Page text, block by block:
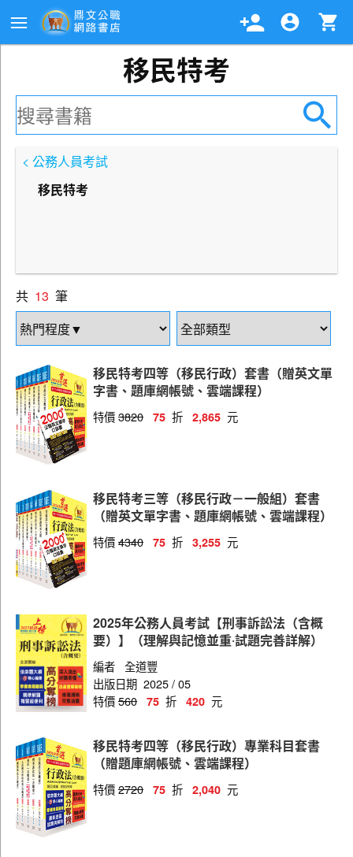
移民特考
< 公務人員考試
移民特考
共 13 筆
移民特考四等（移民行政）套書（贈英文單
字書、題庫網帳號、雲端課程）
特價3820 75 折 2,865 元
移民特考三等（移民行政－一般組）套書
（贈英文單字書、題庫網帳號、雲端課程）
特價4340 75 折 3,255 元
2025年公務人員考試【刑事訴訟法（含概
要）】（理解與記憶並重‧試題完善詳解）
編者 全道豐
出版日期 2025 / 05
特價560 75 折 420 元
移民特考四等（移民行政）專業科目套書
（贈題庫網帳號、雲端課程）
特價2720 75 折 2,040 元